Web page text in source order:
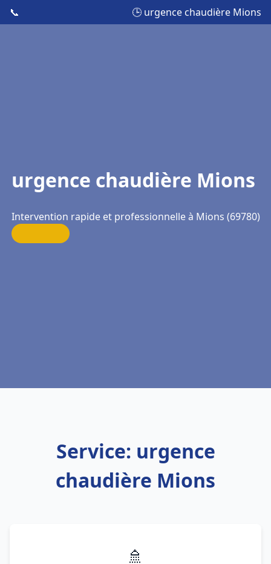
📞 🕒 urgence chaudière Mions
urgence chaudière Mions
Intervention rapide et professionnelle à Mions (69780)
Service: urgence
chaudière Mions
🚿